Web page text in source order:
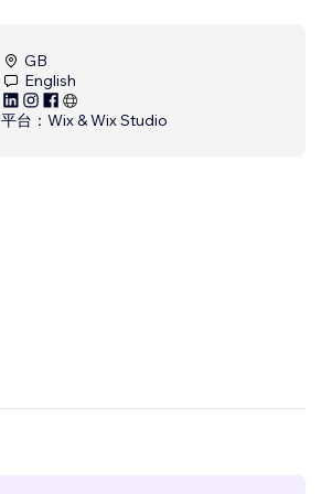
GB
English
平台： Wix & Wix Studio